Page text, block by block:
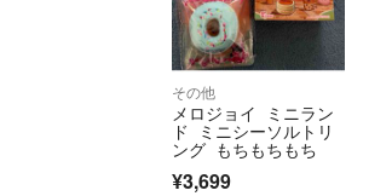
その他
メロジョイ ミニラン
ド ミニシーソルトリ
ング もちもちもち
¥3,699